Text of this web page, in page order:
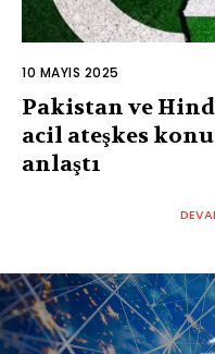
10 MAYIS 2025
Pakistan ve
acil ateşkes
anlaştı